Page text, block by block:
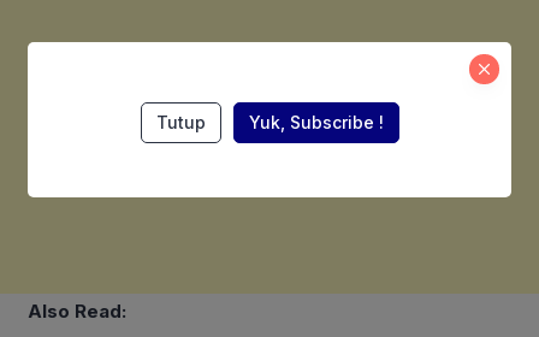
Also Read:
Tutup Yuk, Subscribe !